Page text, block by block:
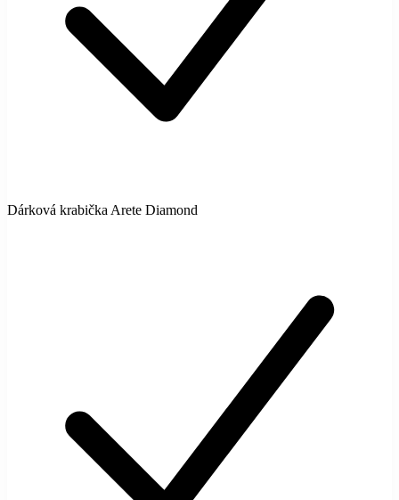
Dárková krabička Arete Diamond